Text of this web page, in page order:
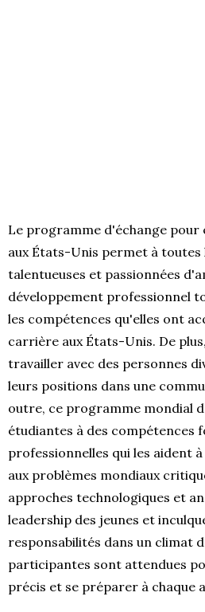
Le programme d'échange pour
aux États-Unis permet à toutes
talentueuses et passionnées
développement professionnel
les compétences qu'elles ont
carrière aux États-Unis. De
travailler avec des personnes
leurs positions dans une
outre, ce programme mondial
étudiantes à des compétences
professionnelles qui les aident
aux problèmes mondiaux
approches technologiques et
leadership des jeunes et
responsabilités dans un climat
participantes sont attendues
précis et se préparer à chaque